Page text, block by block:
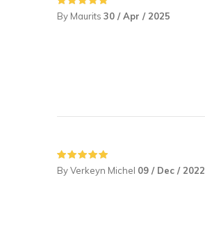
By Maurits 30 / Apr / 2025
By Verkeyn Michel 09 / Dec / 2022